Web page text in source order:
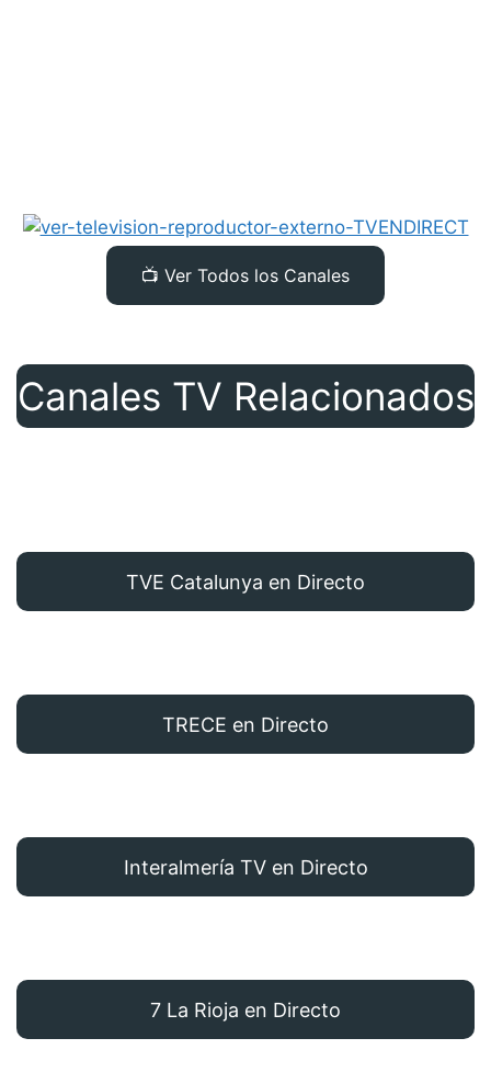
📺 Ver Todos los Canales
Canales TV Relacionados
TVE Catalunya en Directo
TRECE en Directo
Interalmería TV en Directo
7 La Rioja en Directo